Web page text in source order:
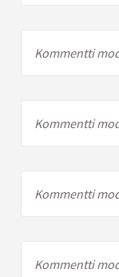
Kommentti
Kommentti
Kommentti
Kommentti